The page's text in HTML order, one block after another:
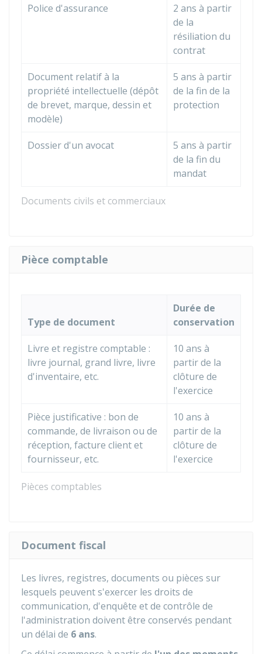
Documents civils et commerciaux
Police d'assurance
2 ans à partir
de la
résiliation du
contrat
Document relatif à la
propriété intellectuelle (dépôt
de brevet, marque, dessin et
modèle)
5 ans à partir
de la fin de la
protection
Dossier d'un avocat
5 ans à partir
de la fin du
mandat
Pièce comptable
Pièces comptables
Type de document
Durée de
conservation
Livre et registre comptable :
livre journal, grand livre, livre
d'inventaire, etc.
10 ans à
partir de la
clôture de
l'exercice
Pièce justificative : bon de
commande, de livraison ou de
réception, facture client et
fournisseur, etc.
10 ans à
partir de la
clôture de
l'exercice
Document fiscal
Les livres, registres, documents ou pièces sur
lesquels peuvent s'exercer les droits de
communication, d'enquête et de contrôle de
l'administration doivent être conservés pendant
un délai de 6 ans.